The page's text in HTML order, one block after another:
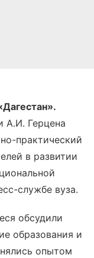
А.И. Герцена
практический
в развитии
службе вуза.
обсудили
образования и
опытом